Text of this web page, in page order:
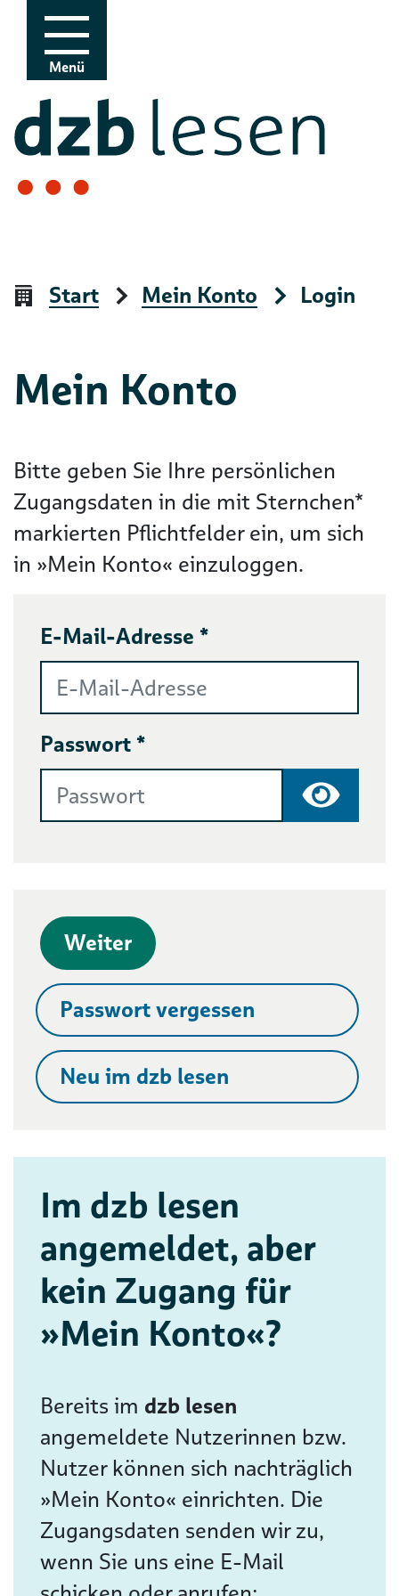
Zur Navigation
Zum Inhalt
Menü
Start Mein Konto Login
Mein Konto
Bitte geben Sie Ihre persönlichen
Zugangsdaten in die mit Sternchen*
markierten Pflichtfelder ein, um sich
in »Mein Konto« einzuloggen.
E-Mail-Adresse *
Passwort *
Weiter
Passwort vergessen
Neu im dzb lesen
Im dzb lesen
angemeldet, aber
kein Zugang für
»Mein Konto«?
Bereits im dzb lesen
angemeldete Nutzerinnen bzw.
Nutzer können sich nachträglich
»Mein Konto« einrichten. Die
Zugangsdaten senden wir zu,
wenn Sie uns eine E-Mail